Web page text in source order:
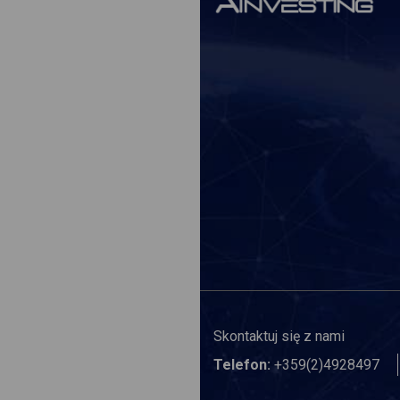
Skontaktuj się z nami
Telefon: +359(2)4928497